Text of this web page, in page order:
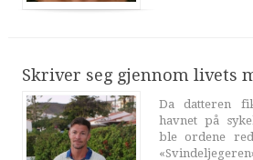
Skriver seg gjennom livets
Da datteren
havnet på
ble ordene